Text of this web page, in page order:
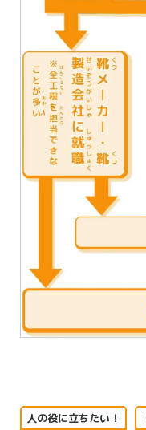
人の役に立ちたい！